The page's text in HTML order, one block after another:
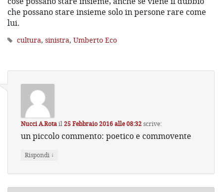
che possano stare insieme solo in persone rare come
lui.
cultura, sinistra, Umberto Eco
Nucci A.Rotail25 Febbraio 2016 alle 08:32scrive:
un piccolo commento: poetico e commovente
Rispondi ↓